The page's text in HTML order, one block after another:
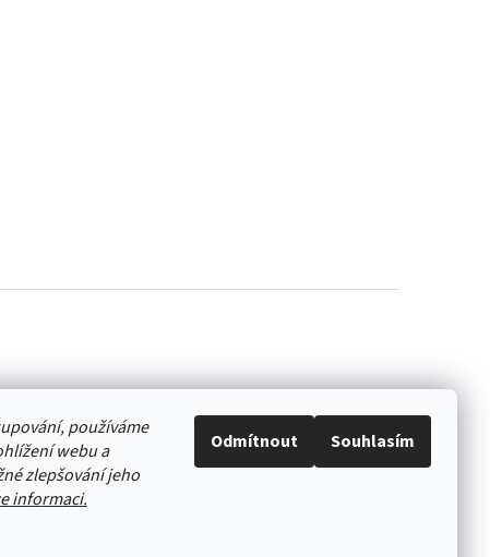
používáme
webu a
zlepšování jeho
informaci.
Odmítnout Souhlasím